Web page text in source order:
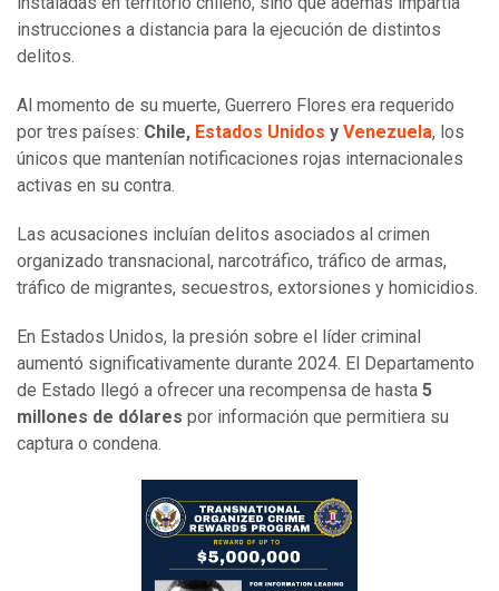
instrucciones a distancia para la ejecución de distintos
delitos.
Al momento de su muerte, Guerrero Flores era requerido
por tres países: Chile, Estados Unidos y Venezuela, los
únicos que mantenían notificaciones rojas internacionales
activas en su contra.
Las acusaciones incluían delitos asociados al crimen
organizado transnacional, narcotráfico, tráfico de armas,
tráfico de migrantes, secuestros, extorsiones y homicidios.
En Estados Unidos, la presión sobre el líder criminal
aumentó significativamente durante 2024. El Departamento
de Estado llegó a ofrecer una recompensa de hasta 5
millones de dólares por información que permitiera su
captura o condena.